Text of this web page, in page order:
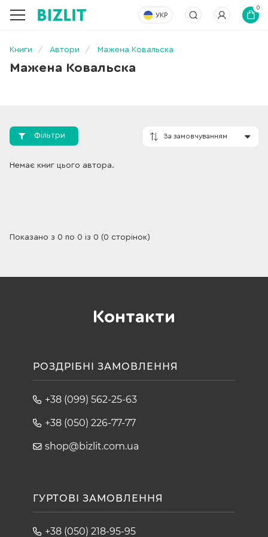
УКР
0
Книги Автори Мажена Ковальска
Мажена Ковальска
Фільтри
Немає книг цього автора.
Показано з 0 по 0 із 0 (0 сторінок)
Контакти
РОЗДРІБНІ ЗАМОВЛЕННЯ
+38 (099) 562-25-63
+38 (050) 226-77-77
shop@bizlit.com.ua
ГУРТОВІ ЗАМОВЛЕННЯ
+38 (050) 218-95-95